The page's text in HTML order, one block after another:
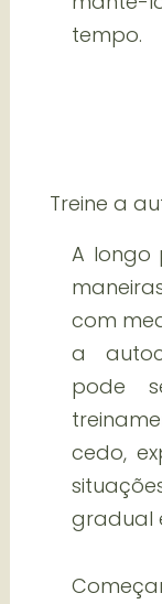
tempo.
Treine a
A longo
com
a
pode
cedo,
gradual